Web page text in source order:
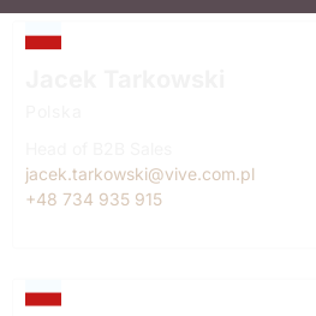
jacek.tarkowski@vive.com.pl
+48 734 935 915